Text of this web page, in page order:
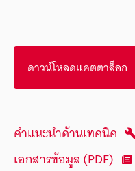
ดาวน์โหลดแคตตาล็อก
คำแนะนำด้านเทคนิค
เอกสารข้อมูล (PDF)